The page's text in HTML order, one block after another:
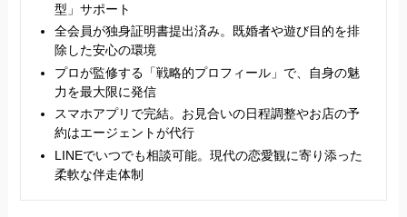
型」サポート
全会員が独身証明書提出済み。既婚者や遊び目的を排
除した安心の環境
プロが監修する「戦略的プロフィール」で、自身の魅
力を最大限に発信
スマホアプリで完結。お見合いの日程調整やお店の予
約はエージェントが代行
LINEでいつでも相談可能。現代の恋愛観に寄り添った
柔軟な伴走体制